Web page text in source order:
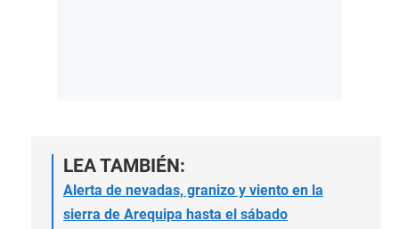
LEA TAMBIÉN:
Alerta de nevadas, granizo y viento en la
sierra de Arequipa hasta el sábado